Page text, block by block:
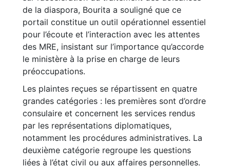
de la diaspora, Bourita a souligné que ce
portail constitue un outil opérationnel essentiel
pour l’écoute et l’interaction avec les attentes
des MRE, insistant sur l’importance qu’accorde
le ministère à la prise en charge de leurs
préoccupations.
Les plaintes reçues se répartissent en quatre
grandes catégories : les premières sont d’ordre
consulaire et concernent les services rendus
par les représentations diplomatiques,
notamment les procédures administratives. La
deuxième catégorie regroupe les questions
liées à l’état civil ou aux affaires personnelles.